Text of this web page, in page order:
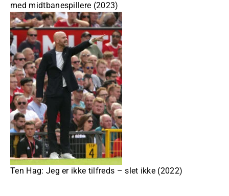
med midtbanespillere (2023)
Ten Hag: Jeg er ikke tilfreds – slet ikke (2022)